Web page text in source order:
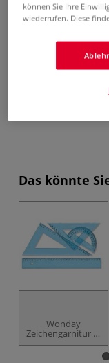
Wonday
Das könnte
Wonday
Zeichengarnitur 4-
teilig
können Sie Ihre
wiederrufen. Diese